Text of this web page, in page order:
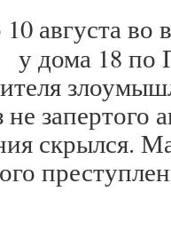
августа во
дома 18 по
запертого
скрылся.